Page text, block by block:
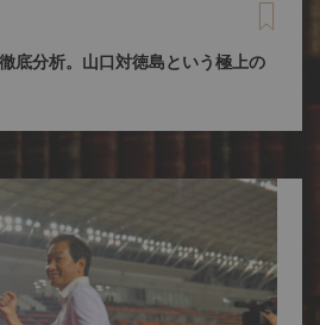
底分析。山口対徳島という極上の